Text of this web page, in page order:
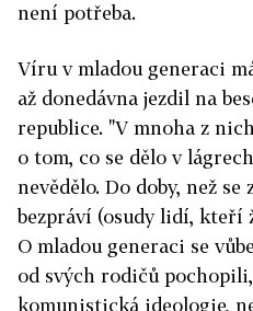
není potřeba.
Víru v mladou generaci
až donedávna jezdil na
republice. "V mnoha z
o tom, co se dělo v
nevědělo. Do doby, než
bezpráví (osudy lidí, kteří
O mladou generaci se
od svých rodičů
komunistická ideologie,